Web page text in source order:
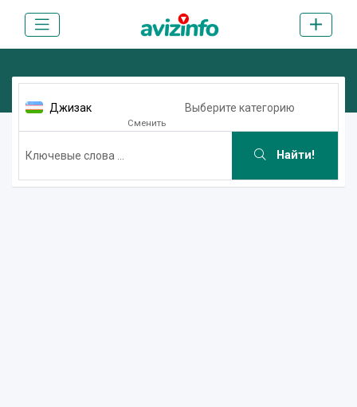
Джизак
Сменить
Выберите категорию
Найти!